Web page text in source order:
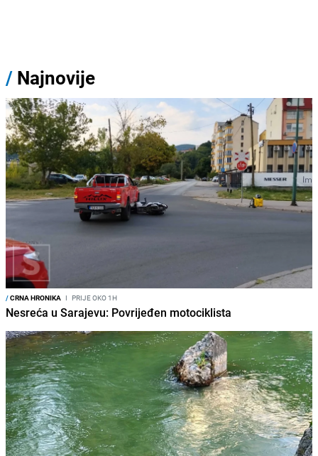
/ Najnovije
/CRNA HRONIKA I PRIJE OKO 1H
Nesreća u Sarajevu: Povrijeđen motociklista